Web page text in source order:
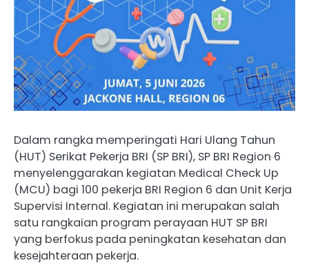
Dalam rangka memperingati Hari Ulang Tahun
(HUT) Serikat Pekerja BRI (SP BRI), SP BRI Region 6
menyelenggarakan kegiatan Medical Check Up
(MCU) bagi 100 pekerja BRI Region 6 dan Unit Kerja
Supervisi Internal. Kegiatan ini merupakan salah
satu rangkaian program perayaan HUT SP BRI
yang berfokus pada peningkatan kesehatan dan
kesejahteraan pekerja.